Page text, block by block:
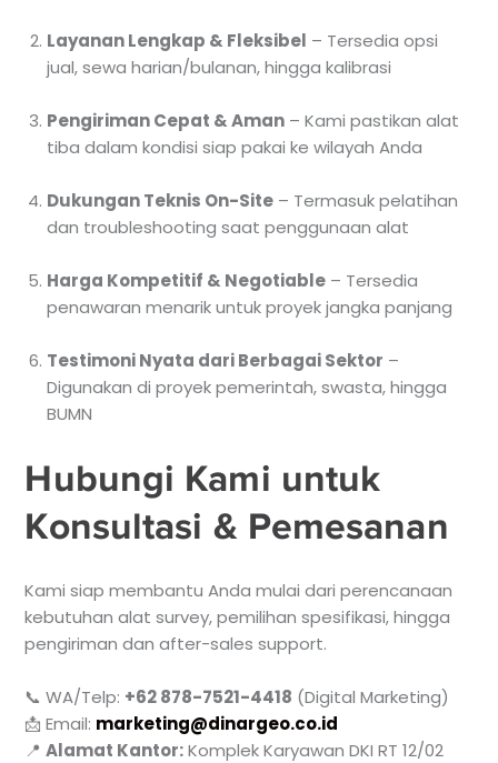
Layanan Lengkap & Fleksibel – Tersedia opsi
jual, sewa harian/bulanan, hingga kalibrasi
Pengiriman Cepat & Aman – Kami pastikan alat
tiba dalam kondisi siap pakai ke wilayah Anda
Dukungan Teknis On-Site – Termasuk pelatihan
dan troubleshooting saat penggunaan alat
Harga Kompetitif & Negotiable – Tersedia
penawaran menarik untuk proyek jangka panjang
Testimoni Nyata dari Berbagai Sektor –
Digunakan di proyek pemerintah, swasta, hingga
BUMN
Hubungi Kami untuk
Konsultasi & Pemesanan
Kami siap membantu Anda mulai dari perencanaan
kebutuhan alat survey, pemilihan spesifikasi, hingga
pengiriman dan after-sales support.
📞 WA/Telp: +62 878-7521-4418 (Digital Marketing)
📩 Email: marketing@dinargeo.co.id
📍Alamat Kantor:Komplek Karyawan DKI RT 12/02